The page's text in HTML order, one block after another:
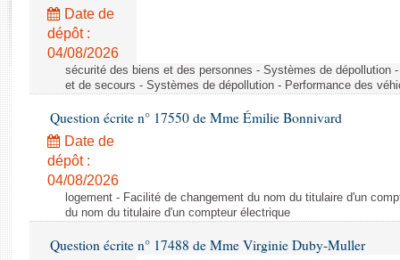
Rapports législatifs
Rapports sur l'application des lois
Baromètre de l’application des lois
Dossiers législatifs
Budget et sécurité sociale
Questions écrites et orales
Comptes rendus des débats
Date de
dépôt :
04/08/2026
sécurité des biens et des personnes - Systèmes de dépollution
et de secours - Systèmes de dépollution - Performance des
Question écrite n° 17550 de Mme Émilie Bonnivard
Date de
dépôt :
04/08/2026
logement - Facilité de changement du nom du titulaire d'un
du nom du titulaire d'un compteur électrique
Question écrite n° 17488 de Mme Virginie Duby-Muller